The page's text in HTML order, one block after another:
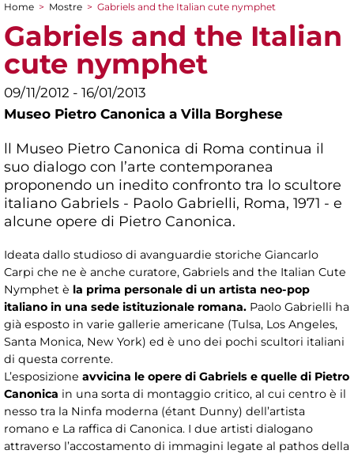
Tu sei qui
Home > Mostre > Gabriels and the Italian cute nymphet
Gabriels and the Italian
cute nymphet
09/11/2012 - 16/01/2013
Museo Pietro Canonica a Villa Borghese
ll Museo Pietro Canonica di Roma continua il
suo dialogo con l’arte contemporanea
proponendo un inedito confronto tra lo scultore
italiano Gabriels - Paolo Gabrielli, Roma, 1971 - e
alcune opere di Pietro Canonica.
Ideata dallo studioso di avanguardie storiche Giancarlo
Carpi che ne è anche curatore, Gabriels and the Italian Cute
Nymphet è la prima personale di un artista neo-pop
italiano in una sede istituzionale romana. Paolo Gabrielli ha
già esposto in varie gallerie americane (Tulsa, Los Angeles,
Santa Monica, New York) ed è uno dei pochi scultori italiani
di questa corrente.
L’esposizione avvicina le opere di Gabriels e quelle di Pietro
Canonica in una sorta di montaggio critico, al cui centro è il
nesso tra la Ninfa moderna (étant Dunny) dell’artista
romano e La raffica di Canonica. I due artisti dialogano
attraverso l’accostamento di immagini legate al pathos della